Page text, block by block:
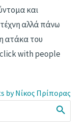
και
αλλά πάνω
ατάκα του
with people
by Νίκος Πρίπορας